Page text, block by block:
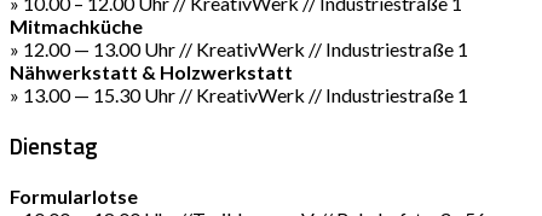
Mitmachküche
» 12.00 — 13.00 Uhr // KreativWerk // Industriestraße 1
Nähwerkstatt & Holzwerkstatt
» 13.00 — 15.30 Uhr // KreativWerk // Industriestraße 1
Dienstag
Formularlotse